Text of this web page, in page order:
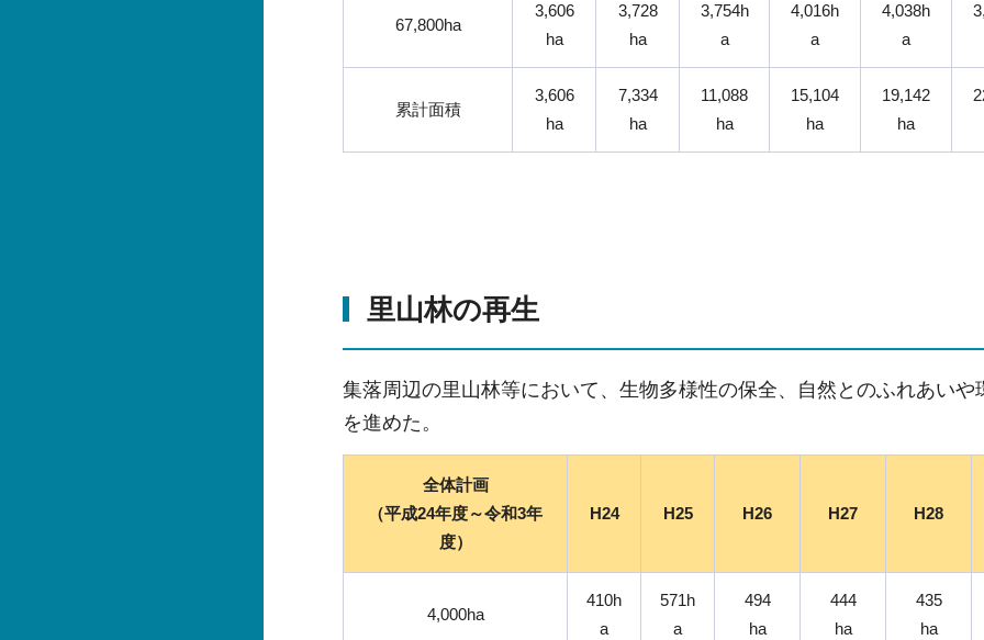
67,800ha
3,606
ha
3,728
ha
3,754h
a
4,016h
a
4,038h
a
累計面積
3,606
ha
7,334
ha
11,088
ha
15,104
ha
19,142
ha
里山林の再生
集落周辺の里山林等において、生物多様性の保全、自然とのふれあい
を進めた。
全体計画
（平成24年度～令和3年
度）
H24 H25 H26 H27 H28
4,000ha
410h
a
571h
a
494
ha
444
ha
435
ha